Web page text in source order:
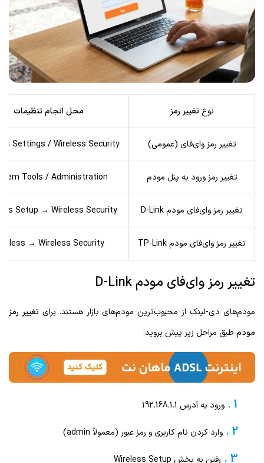
نوع تغییر رمز محل انجام تنظیمات
تغییر رمز وای‌فای (عمومی) Settings / Wireless Security
تغییر رمز ورود به پنل مودم Tools / Administration
تغییر رمز وای‌فای مودم D-Link Setup → Wireless Security
تغییر رمز وای‌فای مودم TP-Link → Wireless Security
تغییر رمز وای‌فای مودم D-Link
مودم‌های دی-لینک از محبوب‌ترین مودم‌های بازار هستند. برای تغییر رمز
مودم طبق مراحل زیر پیش بروید:
ورود به آدرس 192.168.1.1
وارد کردن نام کاربری و رمز عبور (معمولاً admin)
رفتن به بخش Wireless Setup